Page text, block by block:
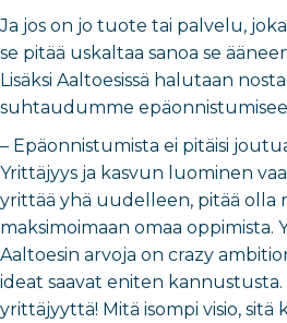
Ja jos on jo tuote tai palvelu,
se pitää uskaltaa sanoa se
Lisäksi Aaltoesissä halutaan
suhtaudumme
– Epäonnistumista ei pitäisi
Yrittäjyys ja kasvun luominen
yrittää yhä uudelleen, pitää olla
maksimoimaan omaa oppimista.
Aaltoesin arvoja on crazy
ideat saavat eniten
yrittäjyyttä! Mitä isompi visio, sitä